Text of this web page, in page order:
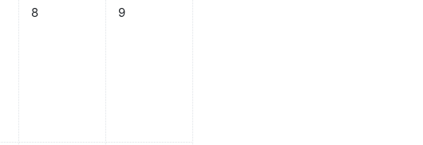
四，沒有事件
08月 8日 星期五，沒有事件
8 08月 9日 星期六，沒有事件
9